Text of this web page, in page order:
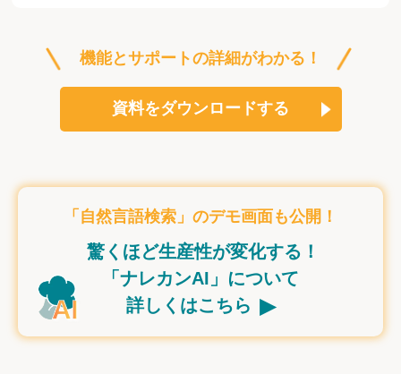
機能とサポートの詳細がわかる！
資料をダウンロードする
「自然言語検索」のデモ画面も公開！
驚くほど生産性が変化する！
「ナレカンAI」について
詳しくはこちら ▸